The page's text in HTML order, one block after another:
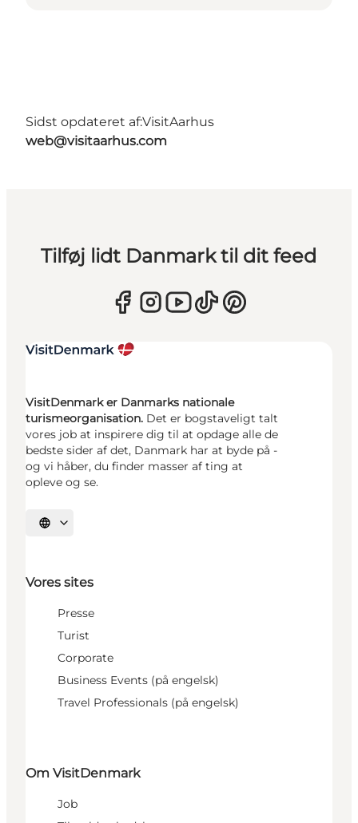
Sidst opdateret af:VisitAarhus
web@visitaarhus.com
Tilføj lidt Danmark til dit feed
VisitDenmark er Danmarks nationale
turismeorganisation. Det er bogstaveligt talt
vores job at inspirere dig til at opdage alle de
bedste sider af det, Danmark har at byde på -
og vi håber, du finder masser af ting at
opleve og se.
Vælg sprog
Vores sites
Presse
Turist
Corporate
Business Events (på engelsk)
Travel Professionals (på engelsk)
Om VisitDenmark
Job